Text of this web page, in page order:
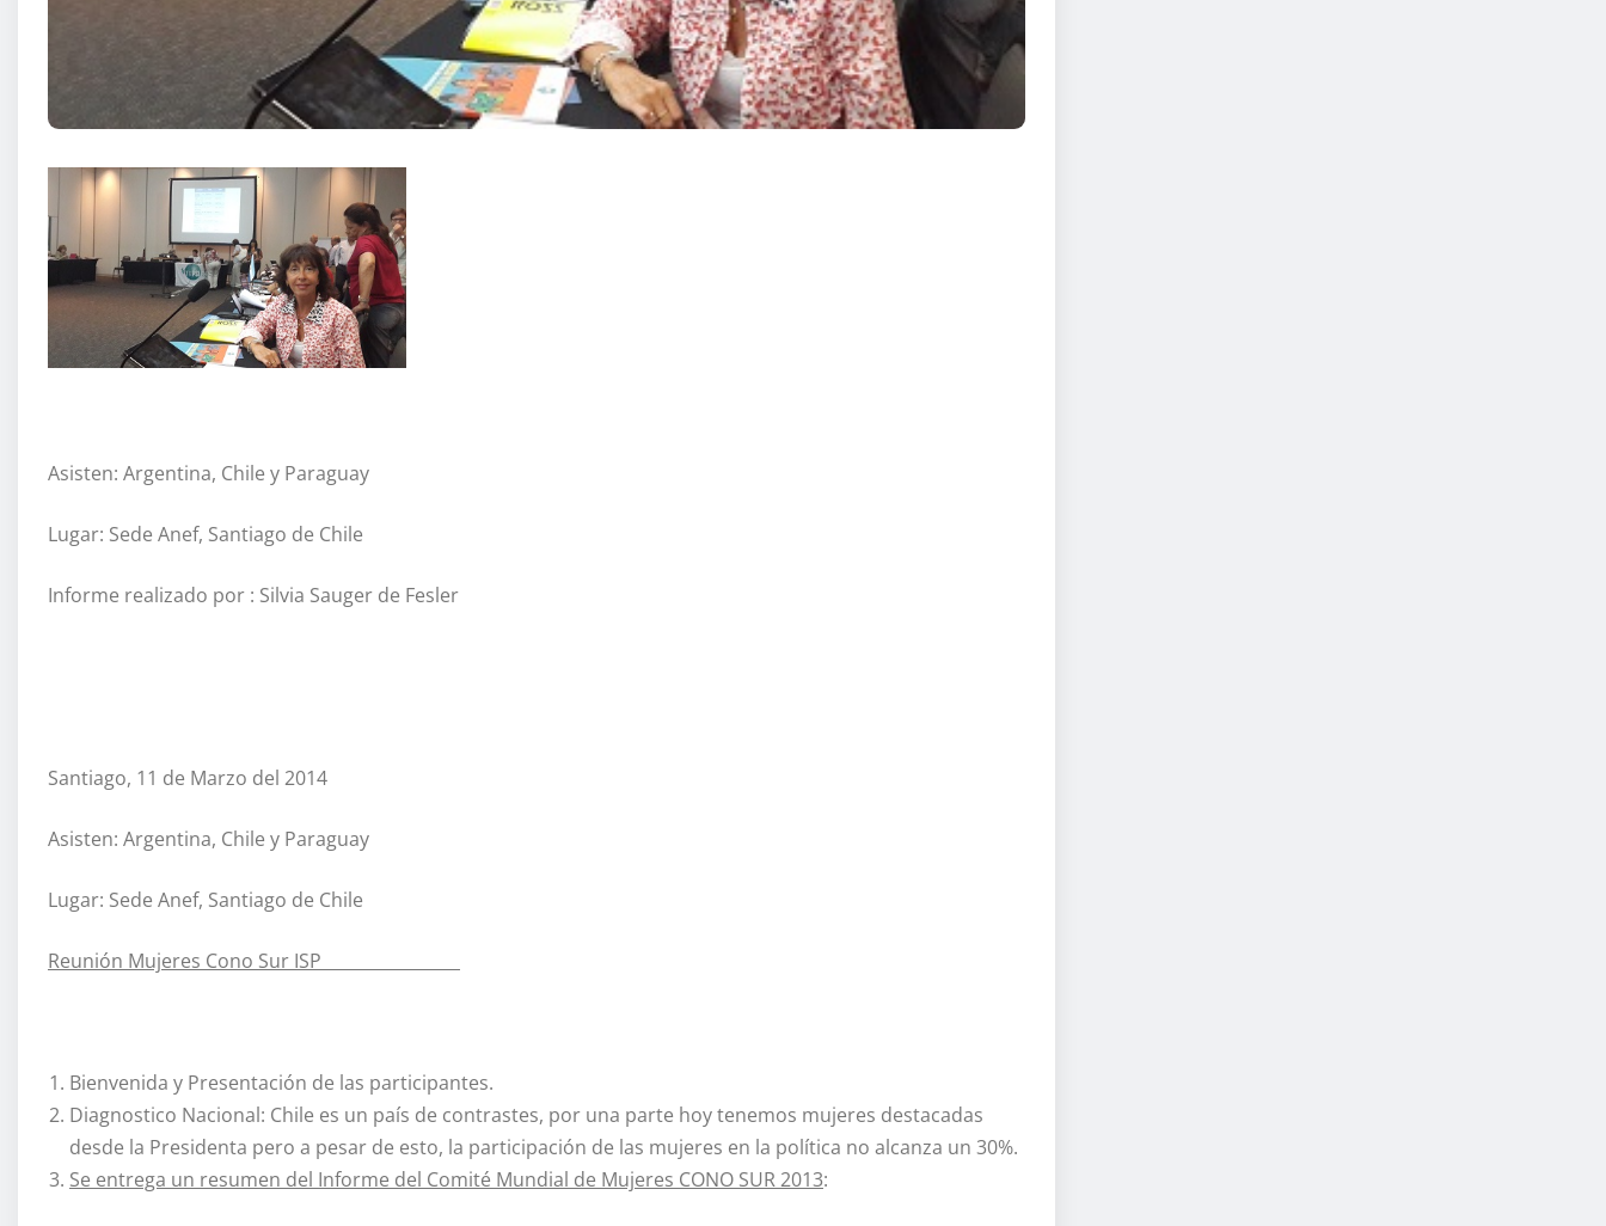
Asisten: Argentina, Chile y Paraguay
Lugar: Sede Anef, Santiago de Chile
Informe realizado por : Silvia Sauger de Fesler
Santiago, 11 de Marzo del 2014
Asisten: Argentina, Chile y Paraguay
Lugar: Sede Anef, Santiago de Chile
Reunión Mujeres Cono Sur ISP
Bienvenida y Presentación de las participantes.
Diagnostico Nacional: Chile es un país de contrastes, por una parte hoy tenemos mujeres destacadas
desde la Presidenta pero a pesar de esto, la participación de las mujeres en la política no alcanza un 30%.
Se entrega un resumen del Informe del Comité Mundial de Mujeres CONO SUR 2013: